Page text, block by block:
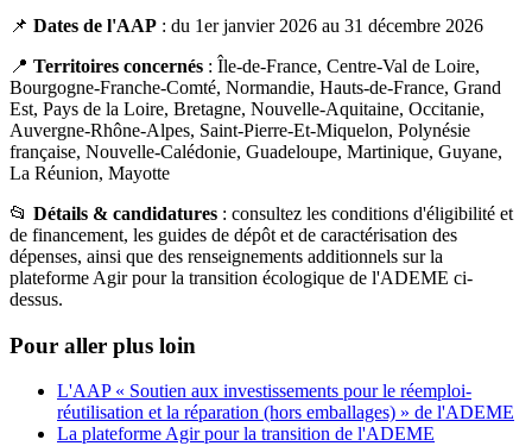
📌 Dates de l'AAP : du 1er janvier 2026 au 31 décembre 2026
📍 Territoires concernés : Île-de-France, Centre-Val de Loire,
Bourgogne-Franche-Comté, Normandie, Hauts-de-France, Grand
Est, Pays de la Loire, Bretagne, Nouvelle-Aquitaine, Occitanie,
Auvergne-Rhône-Alpes, Saint-Pierre-Et-Miquelon, Polynésie
française, Nouvelle-Calédonie, Guadeloupe, Martinique, Guyane,
La Réunion, Mayotte
📂 Détails & candidatures : consultez les conditions d'éligibilité et
de financement, les guides de dépôt et de caractérisation des
dépenses, ainsi que des renseignements additionnels sur la
plateforme Agir pour la transition écologique de l'ADEME ci-
dessus.
Pour aller plus loin
L'AAP « Soutien aux investissements pour le réemploi-
réutilisation et la réparation (hors emballages) » de l'ADEME
La plateforme Agir pour la transition de l'ADEME